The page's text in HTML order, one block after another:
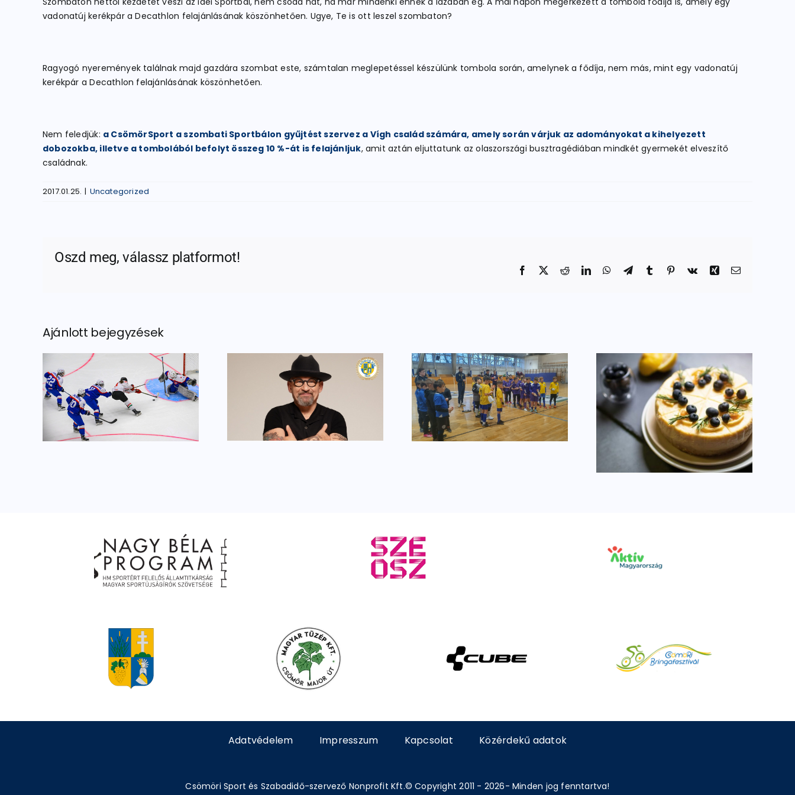
vadonatúj kerékpár a Decathlon felajánlásának köszönhetően. Ugye, Te is ott leszel szombaton?
Ragyogó nyeremények találnak majd gazdára szombat este, számtalan meglepetéssel készülünk tombola során, amelynek a fődíja, nem más, mint egy vadonatúj
kerékpár a Decathlon felajánlásának köszönhetően.
Nem feledjük: a CsömörSport a szombati Sportbálon gyűjtést szervez a Vígh család számára, amely során várjuk az adományokat a kihelyezett
dobozokba, illetve a tombolából befolyt összeg 10 %-át is felajánljuk, amit aztán eljuttatunk az olaszországi busztragédiában mindkét gyermekét elveszítő
családnak.
2017.01.25. | Uncategorized
Oszd meg, válassz platformot!
Facebook RedditLinkedInWhatsApp
TelegramTumblr Pinterest
Vk Xing Email:
Ajánlott bejegyzések
Igazi legenda a
Sportbál színpadán
Utánpótlás
focitornával nyitjuk
az évet
Ferrero Rocher-
szelet egészséges
csavarral
Másodikként zártunk
Adatvédelem Impresszum Kapcsolat Közérdekű adatok
Csömöri Sport és Szabadidő-szervező Nonprofit Kft.© Copyright 2011 - 2026- Minden jog fenntartva!